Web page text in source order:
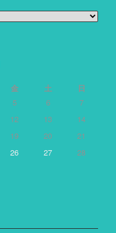
金 土
日
5 6
7
12 13
14
19 20
21
26 27
28